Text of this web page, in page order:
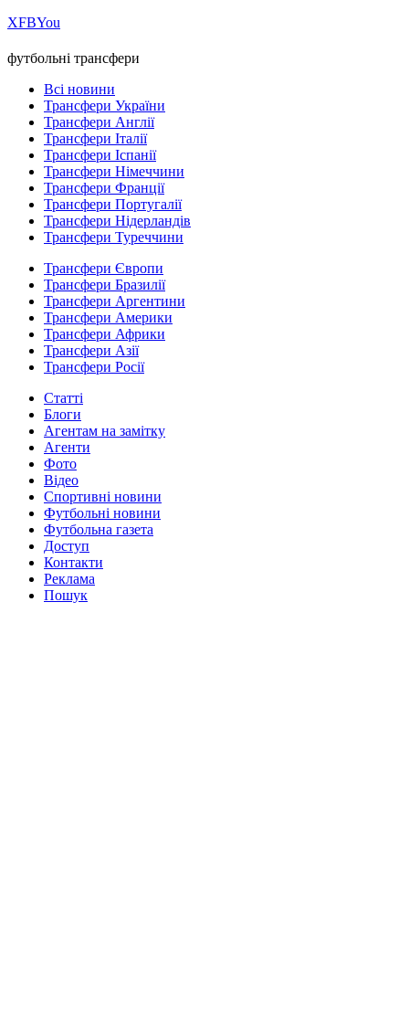
ХFBYou
футбольні трансфери
Всі новини
Трансфери України
Трансфери Англії
Трансфери Італії
Трансфери Іспанії
Трансфери Німеччини
Трансфери Франції
Трансфери Португалії
Трансфери Нідерландів
Трансфери Туреччини
Трансфери Європи
Трансфери Бразилії
Трансфери Аргентини
Трансфери Америки
Трансфери Африки
Трансфери Азії
Трансфери Росії
Статті
Блоги
Агентам на замітку
Агенти
Фото
Відео
Спортивні новини
Футбольні новини
Футбольна газета
Доступ
Контакти
Реклама
Пошук